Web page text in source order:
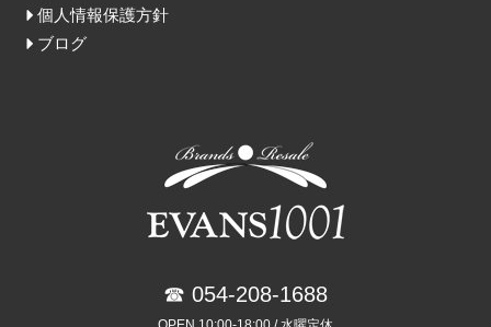
個人情報保護方針
ブログ
☎ 054-208-1688